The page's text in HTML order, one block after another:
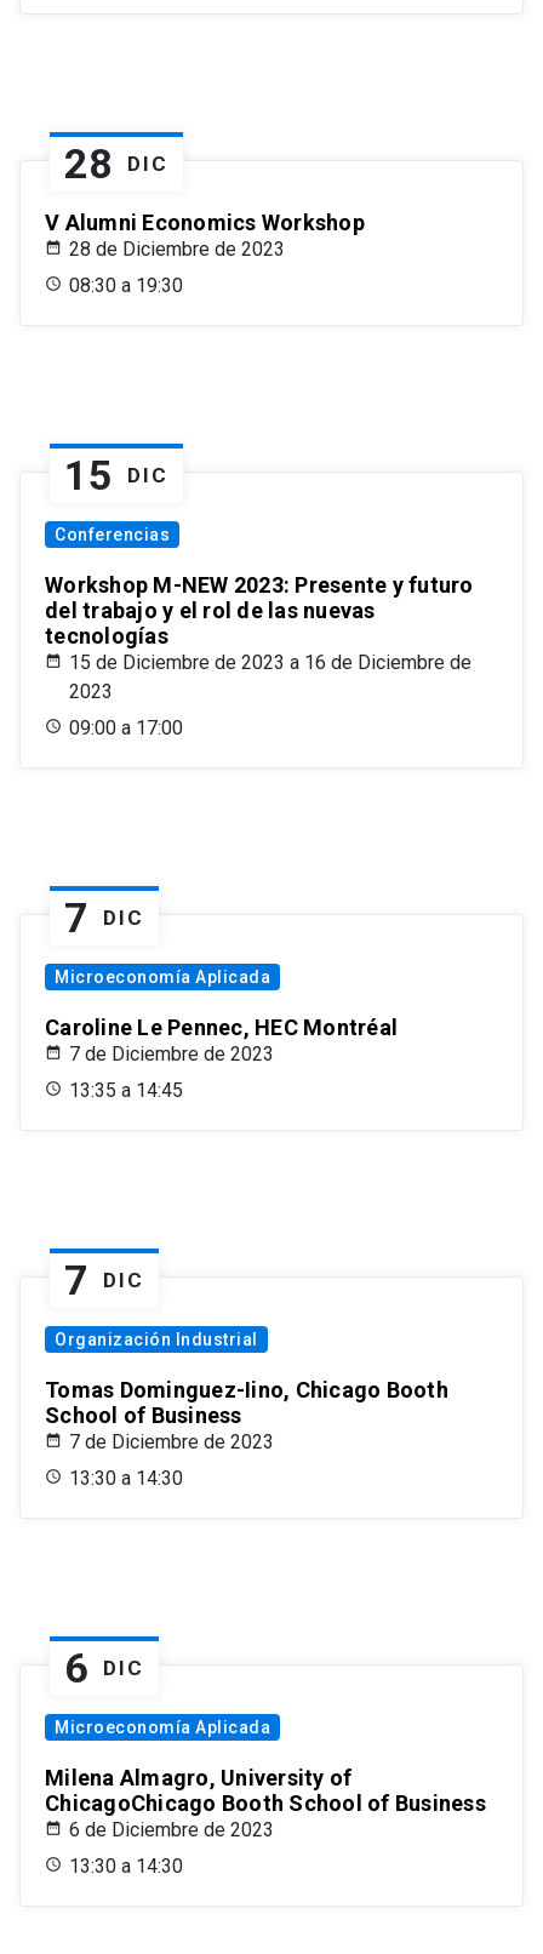
28 DIC
V Alumni Economics Workshop
28 de Diciembre de 2023
08:30 a 19:30
15 DIC
Conferencias
Workshop M-NEW 2023: Presente y futuro
del trabajo y el rol de las nuevas
tecnologías
15 de Diciembre de 2023 a 16 de Diciembre de
2023
09:00 a 17:00
7 DIC
Microeconomía Aplicada
Caroline Le Pennec, HEC Montréal
7 de Diciembre de 2023
13:35 a 14:45
7 DIC
Organización Industrial
Tomas Dominguez-Iino, Chicago Booth
School of Business
7 de Diciembre de 2023
13:30 a 14:30
6 DIC
Microeconomía Aplicada
Milena Almagro, University of
ChicagoChicago Booth School of Business
6 de Diciembre de 2023
13:30 a 14:30